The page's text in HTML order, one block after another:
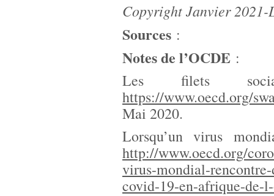
Copyright Janvier
Sources :
Notes de l’OCDE :
Les filets
https://www.oecd.org/
Mai 2020.
Lorsqu’un virus
http://www.oecd.org/
virus-mondial-
covid-19-en-afrique-de-